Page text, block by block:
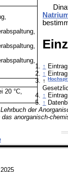
20 °C,
↑
↑
↑
↑
↑
Lehrbuch der
das anorganisch-